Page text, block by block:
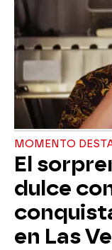
MOMENTO
El
dulce
en Las